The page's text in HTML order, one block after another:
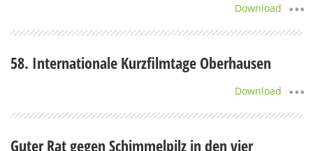
Download
58. Internationale Kurzfilmtage Oberhausen
Download
Guter Rat gegen Schimmelpilz in den vier